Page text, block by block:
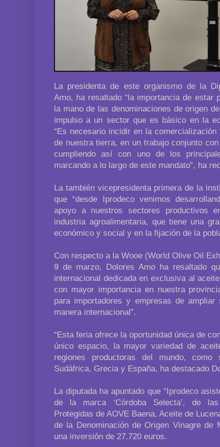
La presidenta de este organismo de la
Amo, ha resaltado “la importancia de estar
la mano de las denominaciones de origen
impulso a un sector que es básico en la
“Es necesario incidir en la
de nuestra tierra, en un trabajo conjunto
cumpliendo así con uno de los
marcando a lo largo de este mandato”, ha
La también vicepresidenta primera de la
que “desde Iprodeco venimos
apoyo a nuestros sectores productivos
industria agroalimentaria, que tiene una
económico y social y en la fijación de la
Con respecto a la Wooe (World Olive Oil
9 de marzo, Dolores Amo ha resaltado
internacional dedicada en exclusiva al
con mayor importancia en nuestra
para importadores y empresas de
manera internacional”.
“Esta feria ofrece la oportunidad única de
único espacio, la mayor variedad de
regiones productoras del mundo, como
Sudáfrica, Grecia y España, ha destacado
La diputada ha apuntado que “Iprodeco
de la marca ‘Córdoba Selecta’, de
Protegidas de AOVE Baena, Aceite de
de la Denominación de Origen Vinagre de
una inversión de 27.720 euros.